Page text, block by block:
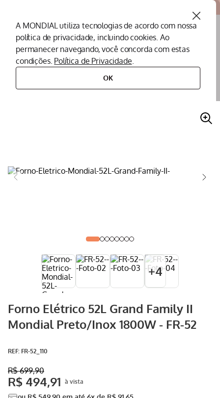
A MONDIAL utiliza tecnologias de acordo com nossa
política de privacidade, incluindo cookies. Ao
permanecer navegando, você concorda com estas
condições. Política de Privacidade.
OK
O que você procura?
eletroportáteis para cozinha
+4
Forno Elétrico 52L Grand Family II
Mondial Preto/Inox 1800W - FR-52
: FR-52_110
R$ 699,90
R$ 494,91